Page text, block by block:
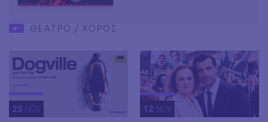
ΘΕΑΤΡΟ / ΧΟΡΟΣ
25 NOV 12 NOV